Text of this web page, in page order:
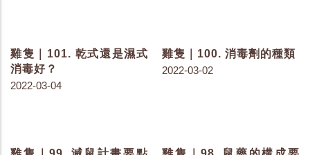
雞隻｜120. 雞群飲水量減
少發生了什麼事
2022-06-15
雞隻｜118. 家禽的五感
2022-06-02
雞隻｜114. 影響家禽維生
雞隻｜112. 挫傷與顏色的